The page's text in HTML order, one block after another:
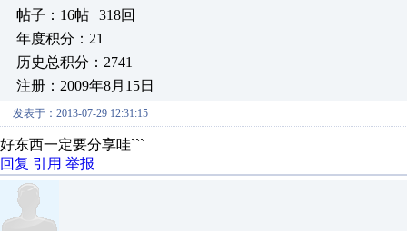
帖子：16帖 | 318回
年度积分：21
历史总积分：2741
注册：2009年8月15日
发表于：2013-07-29 12:31:15
好东西一定要分享哇```
回复 引用 举报